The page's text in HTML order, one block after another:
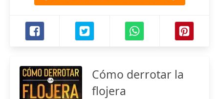
Cómo derrotar la
flojera